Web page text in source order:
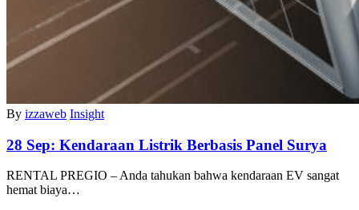
By izzaweb Insight
28 Sep: Kendaraan Listrik Berbasis Panel Surya
RENTAL PREGIO – Anda tahukan bahwa kendaraan EV sangat
hemat biaya…